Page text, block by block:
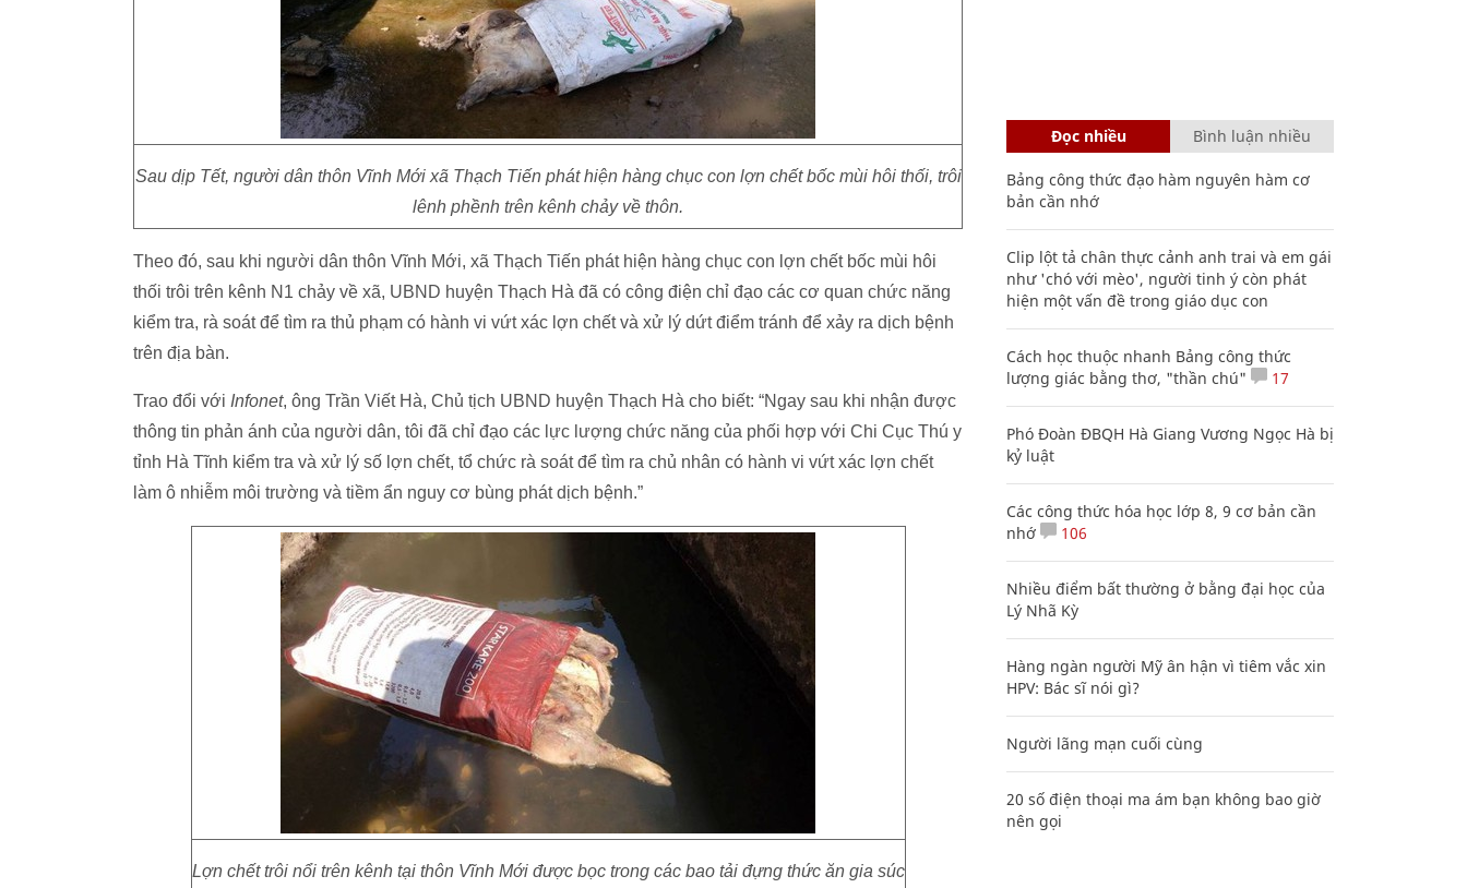
Sau dịp Tết, người dân thôn Vĩnh Mới xã Thạch Tiến phát hiện hàng chục con lợn chết bốc mùi hôi thối, trôi
lênh phềnh trên kênh chảy về thôn.
Theo đó, sau khi người dân thôn Vĩnh Mới, xã Thạch Tiến phát hiện hàng chục con lợn chết bốc mùi hôi
thối trôi trên kênh N1 chảy về xã, UBND huyện Thạch Hà đã có công điện chỉ đạo các cơ quan chức năng
kiểm tra, rà soát để tìm ra thủ phạm có hành vi vứt xác lợn chết và xử lý dứt điểm tránh để xảy ra dịch bệnh
trên địa bàn.
Trao đổi với Infonet, ông Trần Viết Hà, Chủ tịch UBND huyện Thạch Hà cho biết: “Ngay sau khi nhận được
thông tin phản ánh của người dân, tôi đã chỉ đạo các lực lượng chức năng của phối hợp với Chi Cục Thú y
tỉnh Hà Tĩnh kiểm tra và xử lý số lợn chết, tổ chức rà soát để tìm ra chủ nhân có hành vi vứt xác lợn chết
làm ô nhiễm môi trường và tiềm ẩn nguy cơ bùng phát dịch bệnh.”
Lợn chết trôi nổi trên kênh tại thôn Vĩnh Mới được bọc trong các bao tải đựng thức ăn gia súc
Đọc nhiều Bình luận nhiều
Bảng công thức đạo hàm nguyên hàm cơ
bản cần nhớ
Clip lột tả chân thực cảnh anh trai và em gái
như 'chó với mèo', người tinh ý còn phát
hiện một vấn đề trong giáo dục con
Cách học thuộc nhanh Bảng công thức
lượng giác bằng thơ, "thần chú"
17
Phó Đoàn ĐBQH Hà Giang Vương Ngọc Hà bị
kỷ luật
Các công thức hóa học lớp 8, 9 cơ bản cần
nhớ
106
Nhiều điểm bất thường ở bằng đại học của
Lý Nhã Kỳ
Hàng ngàn người Mỹ ân hận vì tiêm vắc xin
HPV: Bác sĩ nói gì?
Người lãng mạn cuối cùng
20 số điện thoại ma ám bạn không bao giờ
nên gọi